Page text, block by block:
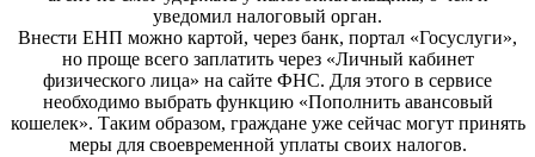
уведомил налоговый орган.
Внести ЕНП можно картой, через банк, портал «Госуслуги»,
но проще всего заплатить через «Личный кабинет
физического лица» на сайте ФНС. Для этого в сервисе
необходимо выбрать функцию «Пополнить авансовый
кошелек». Таким образом, граждане уже сейчас могут принять
меры для своевременной уплаты своих налогов.